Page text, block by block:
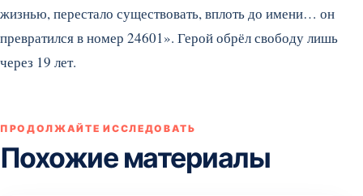
жизнью, перестало существовать, вплоть до имени… он
превратился в номер 24601». Герой обрёл свободу лишь
через 19 лет.
ПРОДОЛЖАЙТЕ ИССЛЕДОВАТЬ
Похожие материалы